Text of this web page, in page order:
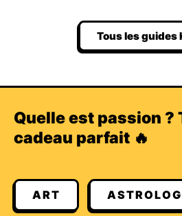
Tous les guides
Quelle est passion ?
cadeau parfait 🔥
ART